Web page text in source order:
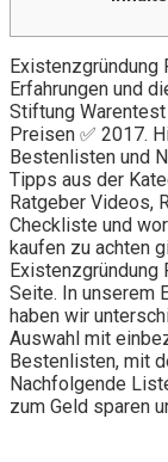
Existenzgründung
Erfahrungen und
Stiftung
Preisen ✅ 2017.
Bestenlisten und
Tipps aus der
Ratgeber Videos,
Checkliste und
kaufen zu achten
Existenzgründung
Seite. In unserem
haben wir
Auswahl mit
Bestenlisten, mit
Nachfolgende
zum Geld sparen